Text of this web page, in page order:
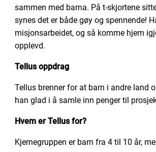
sammen med barna. På t-skjortene
synes det er både gøy og spennende!
misjonsarbeidet, og så komme hjem
opplevd.
Tellus oppdrag
Tellus brenner for at barn i andre land
han glad i å samle inn penger til
Hvem er Tellus for?
Kjernegruppen er barn fra 4 til 10 år,